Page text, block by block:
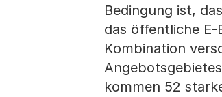
Bedingung ist,
das öffentliche
Kombination
kommen 52